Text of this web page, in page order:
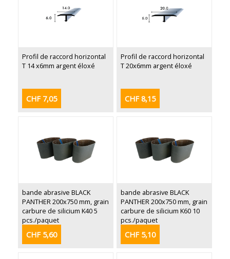
Profil de raccord horizontal
T 14 x6mm argent éloxé
CHF 7,05
Profil de raccord horizontal
T 20x6mm argent éloxé
CHF 8,15
bande abrasive BLACK
PANTHER 200x750 mm, grain
carbure de silicium K40 5
pcs./paquet
CHF 5,60
bande abrasive BLACK
PANTHER 200x750 mm, grain
carbure de silicium K60 10
pcs./paquet
CHF 5,10